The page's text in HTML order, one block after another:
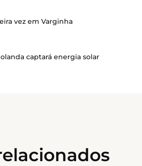
vez em Varginha
captará energia solar